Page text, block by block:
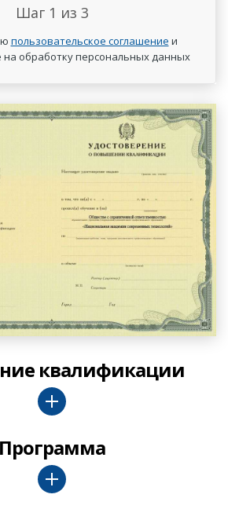
Шаг 1 из 3
пользовательское соглашение и
на обработку персональных данных
квалификации
Программа